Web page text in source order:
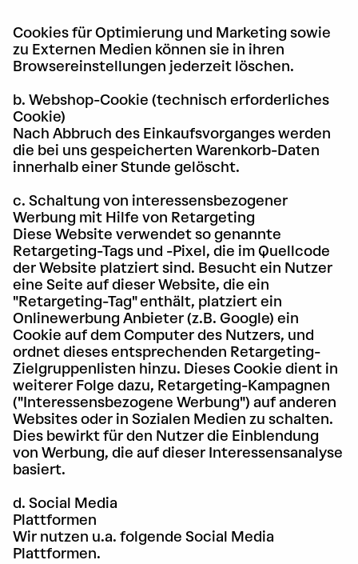
Cookies für Optimierung und Marketing sowie
zu Externen Medien können sie in ihren
Browsereinstellungen jederzeit löschen.
b. Webshop-Cookie (technisch erforderliches
Cookie)
Nach Abbruch des Einkaufsvorganges werden
die bei uns gespeicherten Warenkorb-Daten
innerhalb einer Stunde gelöscht.
c. Schaltung von interessensbezogener
Werbung mit Hilfe von Retargeting
Diese Website verwendet so genannte
Retargeting-Tags und -Pixel, die im Quellcode
der Website platziert sind. Besucht ein Nutzer
eine Seite auf dieser Website, die ein
"Retargeting-Tag" enthält, platziert ein
Onlinewerbung Anbieter (z.B. Google) ein
Cookie auf dem Computer des Nutzers, und
ordnet dieses entsprechenden Retargeting-
Zielgruppenlisten hinzu. Dieses Cookie dient in
weiterer Folge dazu, Retargeting-Kampagnen
("Interessensbezogene Werbung") auf anderen
Websites oder in Sozialen Medien zu schalten.
Dies bewirkt für den Nutzer die Einblendung
von Werbung, die auf dieser Interessensanalyse
basiert.
d. Social Media
Plattformen
Wir nutzen u.a. folgende Social Media
Plattformen.